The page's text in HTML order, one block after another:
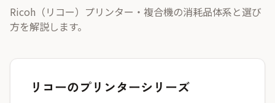
Ricoh（リコー）プリンター・複合機の消耗品体系と選び
方を解説します。
リコーのプリンターシリーズ